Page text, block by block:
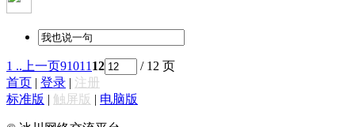
1 .. 上一页91011 12
/ 12 页
首页 | 登录 | 注册
标准版 | 触屏版 | 电脑版